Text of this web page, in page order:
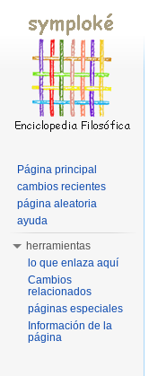
Página principal
cambios recientes
página aleatoria
ayuda
herramientas
lo que enlaza aquí
Cambios
relacionados
páginas especiales
Información de la
página